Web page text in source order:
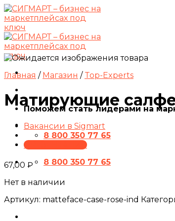
Skip
to
content
Поможем стать лидерами на
Вакансии в Sigmart
8 800 350 77 65
ПРЕЗЕНТАЦИЯ
8 800 350 77 65
Главная / Магазин / Top-Experts
Матирующие
67,00 ₽
Нет в наличии
Артикул: matteface-case-rose-ind